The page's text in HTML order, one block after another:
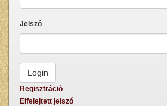
Jelszó
Regisztráció
Elfelejtett jelszó